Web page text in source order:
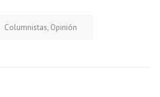
Columnistas, Opinión